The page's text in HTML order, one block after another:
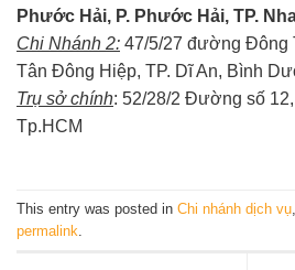
Phước Hải, P. Phước Hải, TP.
Chi Nhánh 2: 47/5/27 đường Đông
Tân Đông Hiệp, TP. Dĩ An, Bình
Trụ sở chính: 52/28/2 Đường số
Tp.HCM
This entry was posted in Chi nhánh dịch vụ
permalink